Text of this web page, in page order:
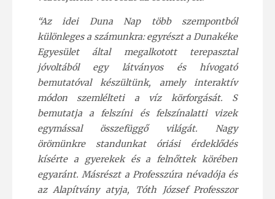
“Az idei Duna Nap több szempontból
különleges a számunkra: egyrészt a Dunakéke
Egyesület által megalkotott terepasztal
jóvoltából egy látványos és hívogató
bemutatóval készültünk, amely interaktív
módon szemlélteti a víz körforgását. S
bemutatja a felszíni és felszínalatti vizek
egymással összefüggő világát. Nagy
örömünkre standunkat óriási érdeklődés
kísérte a gyerekek és a felnőttek körében
egyaránt. Másrészt a Professzúra névadója és
az Alapítvány atyja, Tóth József Professzor